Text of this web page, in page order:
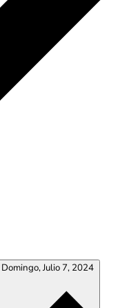
Domingo, Julio 7, 2024